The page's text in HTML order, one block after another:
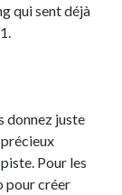
qui sent déjà
donnez juste
Pour les
pour créer